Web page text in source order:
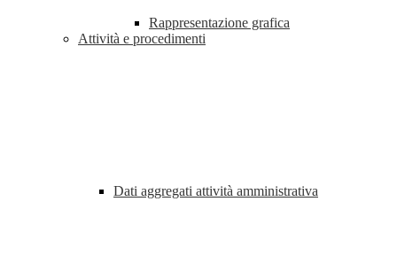
Rappresentazione grafica
Attività e procedimenti
Dati aggregati attività amministrativa